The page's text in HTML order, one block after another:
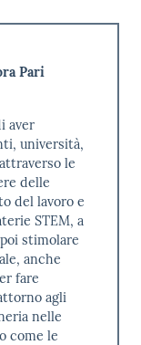
Pari
aver
università,
le
delle
del lavoro e
STEM, a
stimolare
anche
fare
agli
nelle
come le